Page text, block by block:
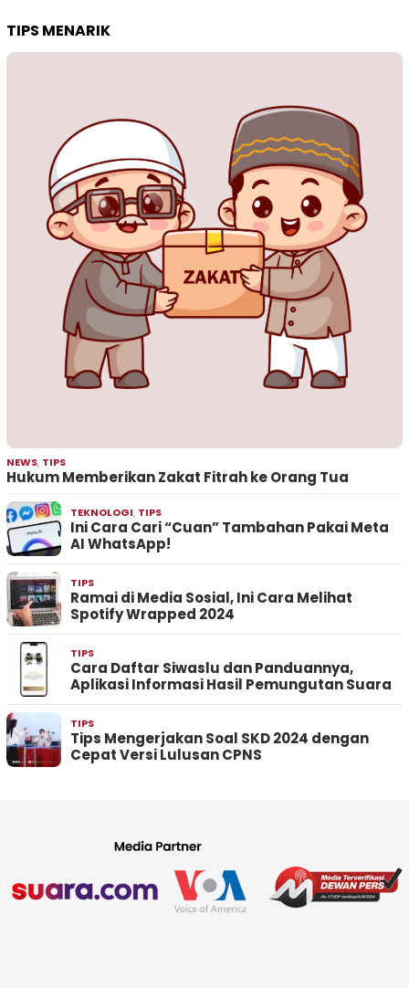
TIPS MENARIK
NEWS, TIPS
Hukum Memberikan Zakat Fitrah ke Orang Tua
TEKNOLOGI, TIPS
Ini Cara Cari “Cuan” Tambahan Pakai Meta
AI WhatsApp!
TIPS
Ramai di Media Sosial, Ini Cara Melihat
Spotify Wrapped 2024
TIPS
Cara Daftar Siwaslu dan Panduannya,
Aplikasi Informasi Hasil Pemungutan Suara
TIPS
Tips Mengerjakan Soal SKD 2024 dengan
Cepat Versi Lulusan CPNS